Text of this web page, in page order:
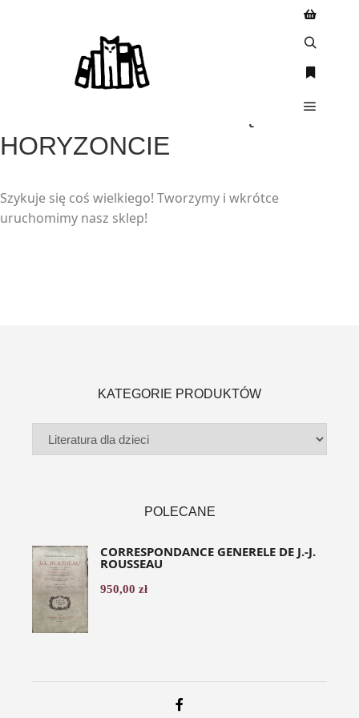
HORYZONCIE
Szykuje się coś wielkiego! Tworzymy i wkrótce
uruchomimy nasz sklep!
KATEGORIE PRODUKTÓW
POLECANE
CORRESPONDANCE GENERELE DE J.-J.
ROUSSEAU
950,00 zł